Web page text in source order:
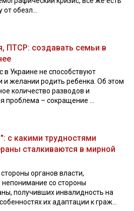
обезл...
ПТСР: создавать семьи в
в Украине не способствуют
и желании родить ребенка. Об этом
количество разводов и
проблема – сокращение ...
с какими трудностями
сталкиваются в мирной
органов власти,
со стороны
получивших инвалидность на
их адаптации к граж...